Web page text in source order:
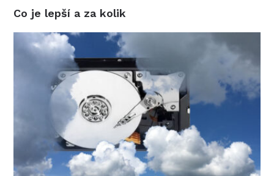
Co je lepší a za kolik